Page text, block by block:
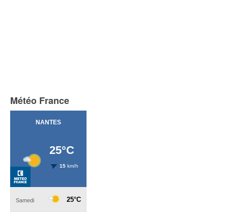
Météo France